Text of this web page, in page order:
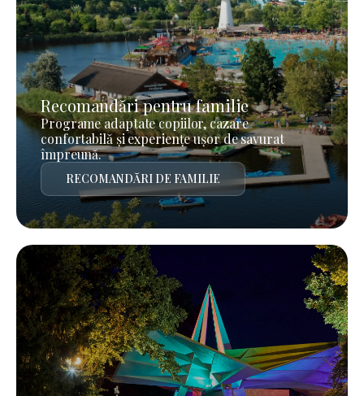
Recomandări pentru familie
Programe adaptate copiilor, cazare
confortabilă și experiențe ușor de savurat
împreună.
RECOMANDĂRI DE FAMILIE